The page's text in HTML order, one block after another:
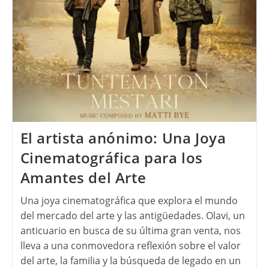
El artista anónimo: Una Joya
Cinematográfica para los
Amantes del Arte
Una joya cinematográfica que explora el mundo
del mercado del arte y las antigüedades. Olavi, un
anticuario en busca de su última gran venta, nos
lleva a una conmovedora reflexión sobre el valor
del arte, la familia y la búsqueda de legado en un